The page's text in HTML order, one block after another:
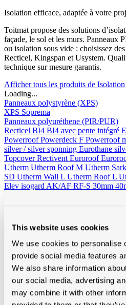
This website uses cookies
We use cookies to personalise
provide social media features
We also share information
our social media, advertising
may combine it with other
Isolation efficace, adaptée à votre
Toitmat propose des solutions
façade, le sol et les murs. Panneaux
ou isolation sous vide : choisissez
Recticel, Kingspan et Usystem.
technique sur mesure garantis.
Afficher tous les produits de Isolation
Loading...
Panneaux polystyrène (XPS)
XPS Soprema
Panneaux polyuréthene (PIR/PUR)
Recticel BI4 BI4 avec pente intégré
PowerroofPowerdeck F Powerroof
silver / silver sponning Eurothane
TopcoverRectivent Euroroof
Utherm Utherm Roof M Utherm
SD Utherm Wall L Utherm Roof L
Elev isogard AK/AF RF-S 30mm
160mm
Laine minérale
Toit inclinéUrsa KnaufRockwool
Toiture platRockwool
Façades - sol de grenier - murs creux
Isolation laine de bois
Divers
Isolation sous vide d'air
Kingspan